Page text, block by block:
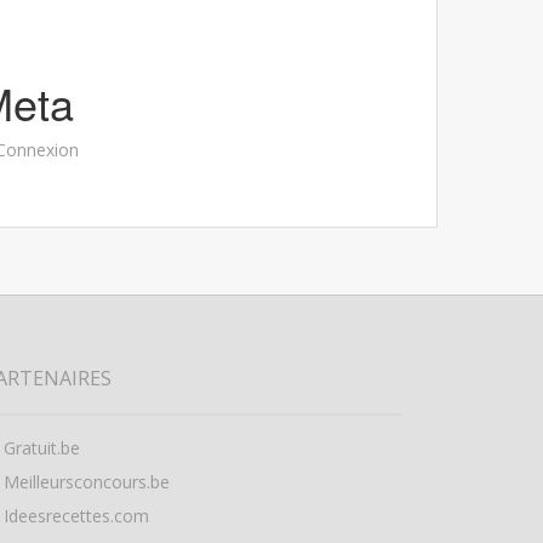
Gratuit.be
Meilleursconcours.be
Ideesrecettes.com